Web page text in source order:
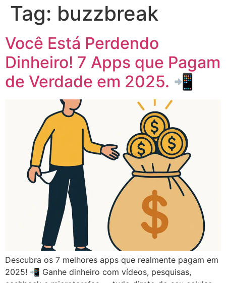
Tag: buzzbreak
Você Está Perdendo
Dinheiro! 7 Apps que Pagam
de Verdade em 2025. 📲
Descubra os 7 melhores apps que realmente pagam em
2025! 📲 Ganhe dinheiro com vídeos, pesquisas,